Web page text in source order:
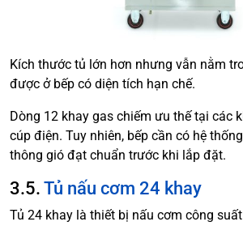
Kích thước tủ lớn hơn nhưng vẫn nằm
được ở bếp có diện tích hạn chế.
Dòng 12 khay gas chiếm ưu thế tại các
cúp điện. Tuy nhiên, bếp cần có hệ
thông gió đạt chuẩn trước khi lắp đặt.
3.5. Tủ nấu cơm 24 khay
Tủ 24 khay là thiết bị nấu cơm công